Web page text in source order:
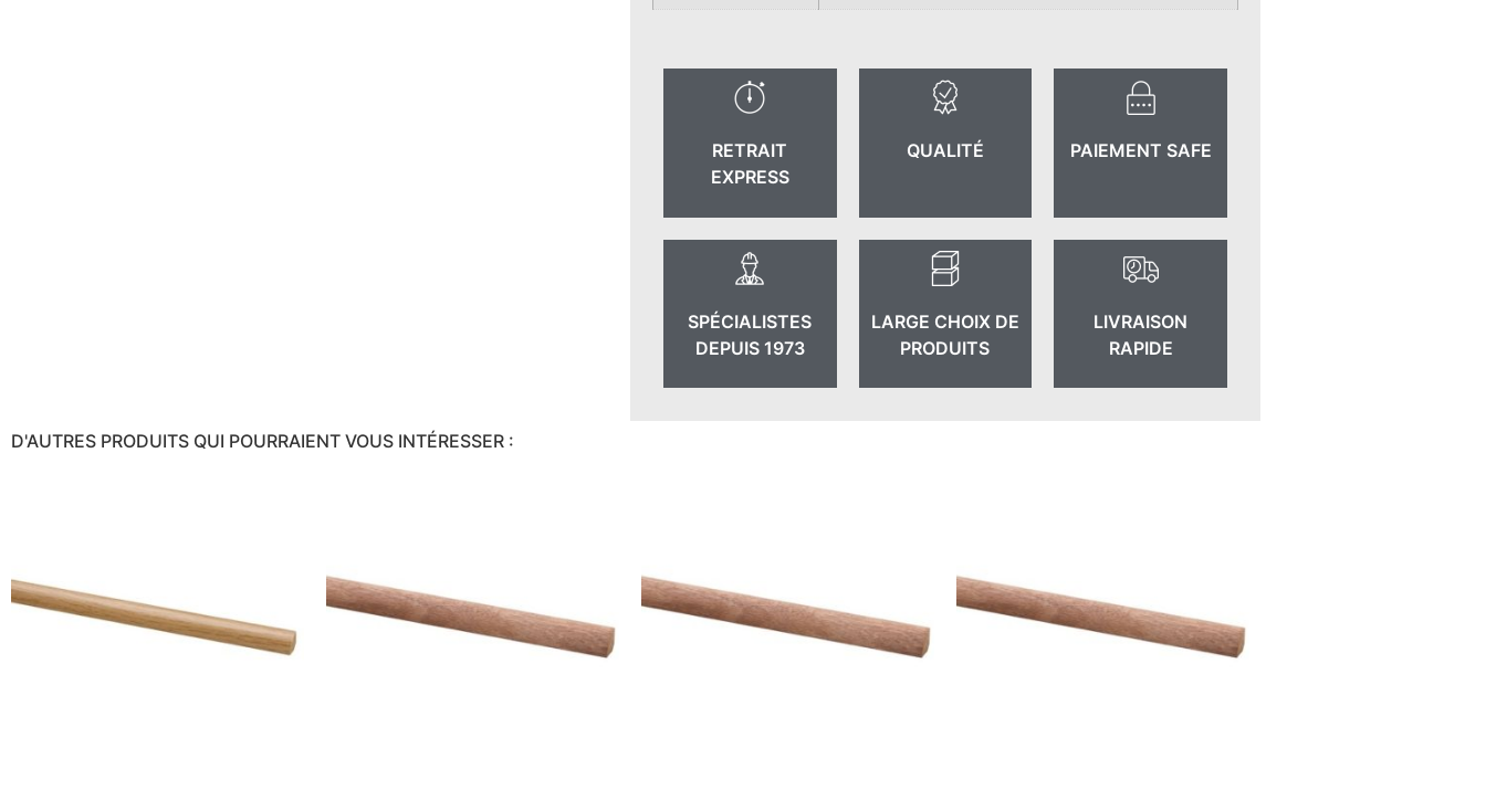
RETRAIT
EXPRESS
QUALITÉ PAIEMENT SAFE
SPÉCIALISTES
DEPUIS 1973
LARGE CHOIX DE
PRODUITS
LIVRAISON
RAPIDE
D'AUTRES PRODUITS QUI POURRAIENT VOUS INTÉRESSER :